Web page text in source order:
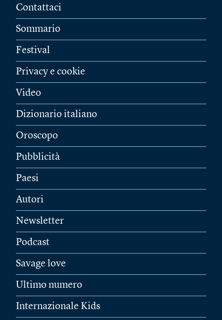
Contattaci
Sommario
Festival
Privacy e cookie
Video
Dizionario italiano
Oroscopo
Pubblicità
Paesi
Autori
Newsletter
Podcast
Savage love
Ultimo numero
Internazionale Kids